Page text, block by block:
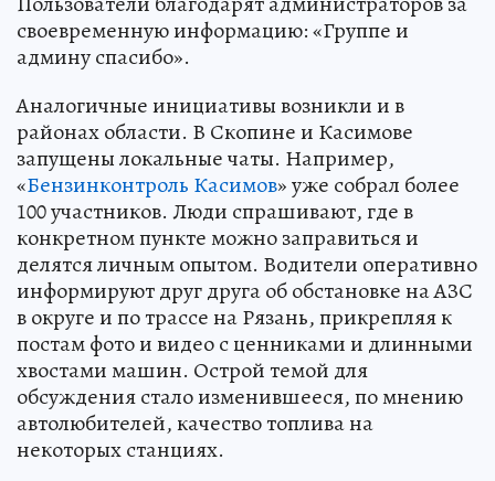
своевременную информацию: «Группе и
админу спасибо».
Аналогичные инициативы возникли и в
районах области. В Скопине и Касимове
запущены локальные чаты. Например,
«Бензинконтроль Касимов» уже собрал более
100 участников. Люди спрашивают, где в
конкретном пункте можно заправиться и
делятся личным опытом. Водители оперативно
информируют друг друга об обстановке на АЗС
в округе и по трассе на Рязань, прикрепляя к
постам фото и видео с ценниками и длинными
хвостами машин. Острой темой для
обсуждения стало изменившееся, по мнению
автолюбителей, качество топлива на
некоторых станциях.